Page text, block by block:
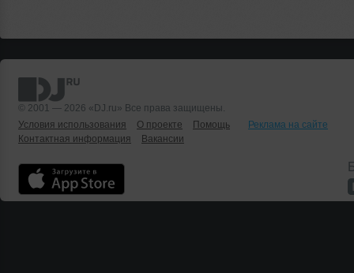
© 2001 — 2026 «DJ.ru» Все права защищены.
Условия использования
О проекте Помощь
Реклама на сайте
Контактная информация
Вакансии